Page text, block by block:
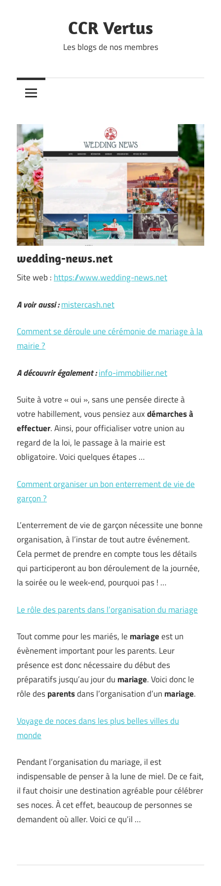
CCR Vertus
Les blogs de nos membres
wedding-news.net
Site web : https://www.wedding-news.net
A voir aussi :mistercash.net
Comment se déroule une cérémonie de mariage à la
mairie ?
A découvrir également :info-immobilier.net
Suite à votre « oui », sans une pensée directe à
votre habillement, vous pensiez auxdémarches à
effectuer. Ainsi, pour officialiser votre union au
regard de la loi, le passage à la mairie est
obligatoire. Voici quelques étapes …
Comment organiser un bon enterrement de vie de
garçon ?
L’enterrement de vie de garçon nécessite une bonne
organisation, à l’instar de tout autre événement.
Cela permet de prendre en compte tous les détails
qui participeront au bon déroulement de la journée,
la soirée ou le week-end, pourquoi pas ! …
Le rôle des parents dans l’organisation du mariage
Tout comme pour les mariés, le mariageest un
évènement important pour les parents. Leur
présence est donc nécessaire du début des
préparatifs jusqu’au jour du mariage. Voici donc le
rôle desparentsdans l’organisation d’un mariage.
Voyage de noces dans les plus belles villes du
monde
Pendant l’organisation du mariage, il est
indispensable de penser à la lune de miel. De ce fait,
il faut choisir une destination agréable pour célébrer
ses noces. À cet effet, beaucoup de personnes se
demandent où aller. Voici ce qu’il …